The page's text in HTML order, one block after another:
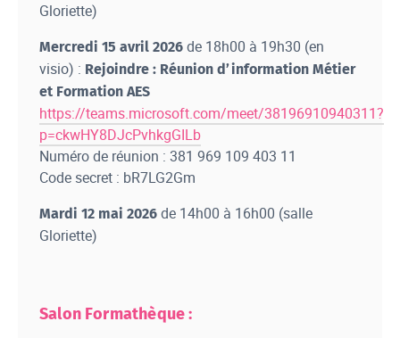
Gloriette)
Mercredi 15 avril 2026 de 18h00 à 19h30 (en
visio) : Rejoindre : Réunion d’information Métier
et Formation AES
https://teams.microsoft.com/meet/38196910940311?
p=ckwHY8DJcPvhkgGILb
Numéro de réunion : 381 969 109 403 11
Code secret : bR7LG2Gm
Mardi 12 mai 2026 de 14h00 à 16h00 (salle
Gloriette)
Salon Formathèque :